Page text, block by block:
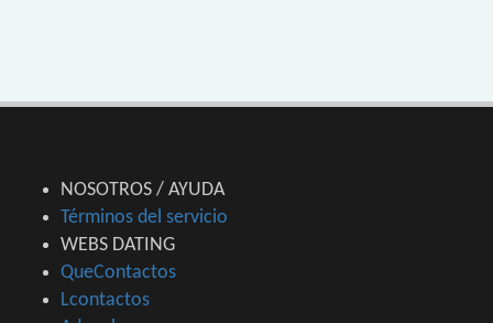
NOSOTROS / AYUDA
Términos del servicio
WEBS DATING
QueContactos
Lcontactos